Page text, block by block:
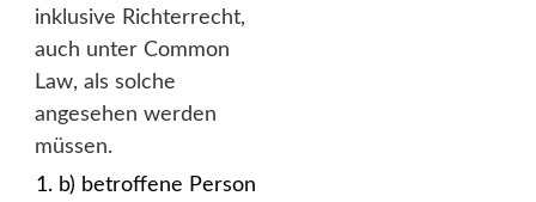
inklusive Richterrecht,
auch unter Common
Law, als solche
angesehen werden
müssen.
b) betroffene Person